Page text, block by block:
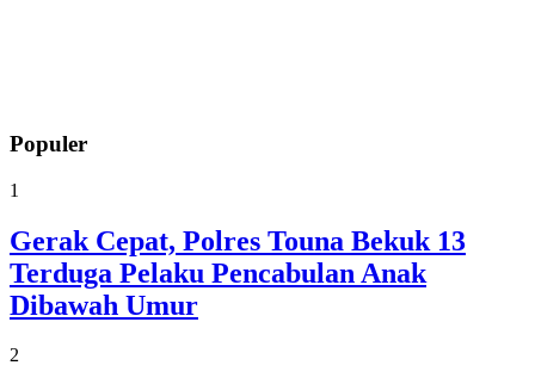
Populer
1
Gerak Cepat, Polres Touna Bekuk 13
Terduga Pelaku Pencabulan Anak
Dibawah Umur
2